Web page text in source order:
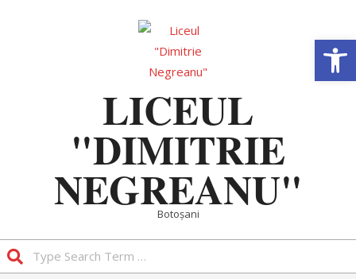
LICEUL
"DIMITRIE
NEGREANU"
Botoșani